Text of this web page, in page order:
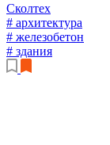
Сколтех
# архитектура
# железобетон
# здания